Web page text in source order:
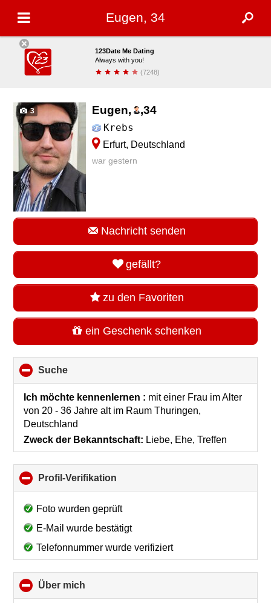
Eugen, 34
123Date Me Dating
Always with you!
(7248)
3
Eugen, ,34
Krebs
Erfurt, Deutschland
war gestern
Nachricht senden
gefällt?
zu den Favoriten
ein Geschenk schenken
Suche
to
collapse
contents
Ich möchte kennenlernen : mit einer Frau im Alter
von 20 - 36 Jahre alt im Raum Thuringen,
Deutschland
Zweck der Bekanntschaft: Liebe, Ehe, Treffen
Profil-Verifikation
to
contents
Foto wurden geprüft
E-Mail wurde bestätigt
Telefonnummer wurde verifiziert
Über mich
to